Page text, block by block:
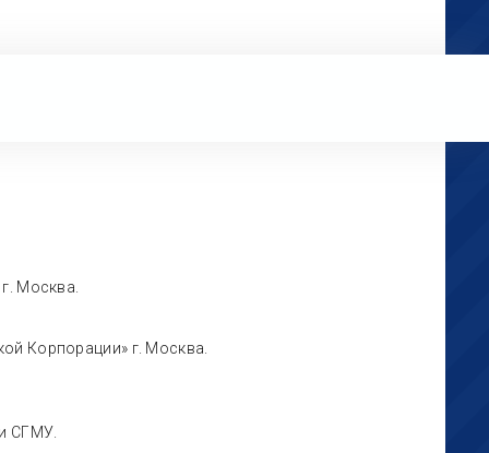
Москва.
Корпорации» г. Москва.
СГМУ.